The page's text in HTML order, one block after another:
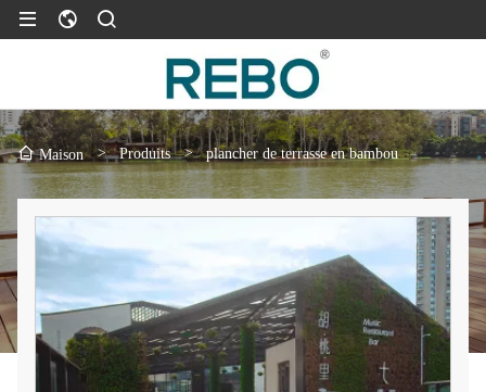
Maison > Produits > plancher de terrasse en bambou